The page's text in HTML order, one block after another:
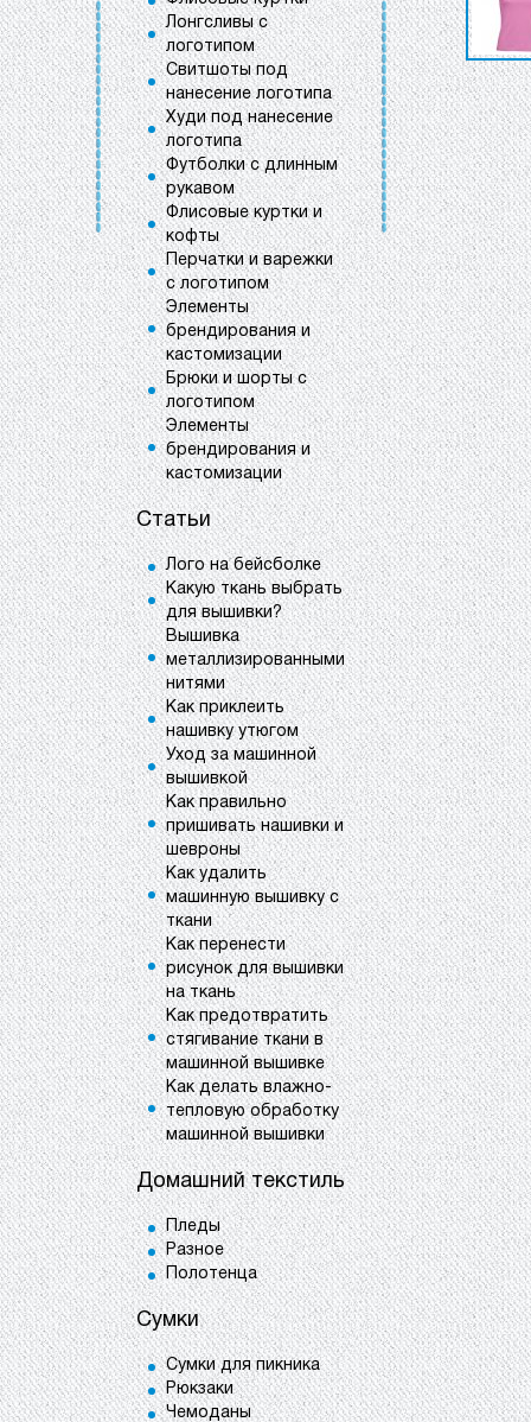
Лонгсливы с
логотипом
Свитшоты под
нанесение логотипа
Худи под нанесение
логотипа
Футболки с длинным
рукавом
Флисовые куртки и
кофты
Перчатки и варежки
с логотипом
Элементы
брендирования и
кастомизации
Брюки и шорты с
логотипом
Элементы
брендирования и
кастомизации
Статьи
Лого на бейсболке
Какую ткань выбрать
для вышивки?
Вышивка
металлизированными
нитями
Как приклеить
нашивку утюгом
Уход за машинной
вышивкой
Как правильно
пришивать нашивки и
шевроны
Как удалить
машинную вышивку с
ткани
Как перенести
рисунок для вышивки
на ткань
Как предотвратить
стягивание ткани в
машинной вышивке
Как делать влажно-
тепловую обработку
машинной вышивки
Домашний текстиль
Пледы
Разное
Полотенца
Сумки
Сумки для пикника
Рюкзаки
Чемоданы